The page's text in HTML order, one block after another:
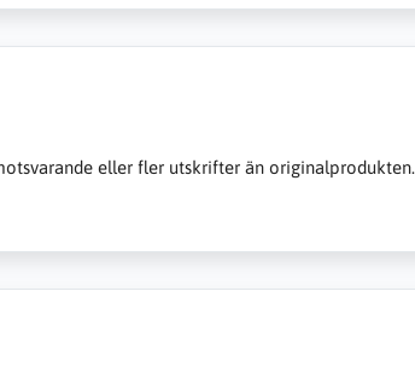
eller fler utskrifter än originalprodukten.